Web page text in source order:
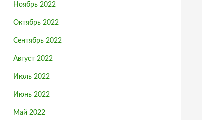
Ноябрь 2022
Октябрь 2022
Сентябрь 2022
Август 2022
Июль 2022
Июнь 2022
Май 2022